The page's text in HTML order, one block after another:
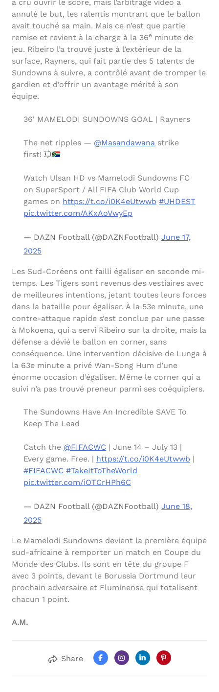
a cru ouvrir le score, mais l’arbitrage vidéo a
annulé le but, les ralentis montrant que le ballon
avait touché sa main. Mais ce n’est que partie
remise et revient à la charge à la 36e minute de
jeu. Ribeiro l’a trouvé juste à l’extérieur de la
surface, Rayners, qui fait partie des 5 talents de
Sundowns à suivre, a contrôlé avant de tromper le
gardien et d’offrir un avantage mérité à son
équipe.
36' MAMELODI SUNDOWNS GOAL | Rayners
The net ripples — @Masandawana strike
first! 💥
Watch Ulsan HD vs Mamelodi Sundowns FC
on SuperSport / All FIFA Club World Cup
games on https://t.co/i0K4eUtwwb #UHDEST
pic.twitter.com/AKxAoVwyEp
— DAZN Football (@DAZNFootball) June 17,
2025
Les Sud-Coréens ont failli égaliser en seconde mi-
temps. Les Tigers sont revenus des vestiaires avec
de meilleures intentions, jetant toutes leurs forces
dans la bataille pour égaliser. À la 53e minute, une
contre-attaque rapide s’est conclue par une passe
à Mokoena, qui a servi Ribeiro sur la droite, mais la
défense a dévié le ballon en corner, sans
conséquence. Une intervention décisive de Lunga à
la 63e minute a privé Wan-Song Hum d’une
énorme occasion d’égaliser. Même le corner qui a
suivi n’a pas trouvé preneur parmi ses coéquipiers.
The Sundowns Have An Incredible SAVE To
Keep The Lead
Catch the @FIFACWC | June 14 – July 13 |
Every game. Free. | https://t.co/i0K4eUtwwb |
#FIFACWC #TakeItToTheWorld
pic.twitter.com/iOTCrHPh6C
— DAZN Football (@DAZNFootball) June 18,
2025
Le Mamelodi Sundowns devient la première équipe
sud-africaine à remporter un match en Coupe du
Monde des Clubs. Ils sont en tête du groupe F
avec 3 points, devant le Borussia Dortmund leur
prochain adversaire et Fluminense qui totalisent
chacun 1 point.
A.M.
Share